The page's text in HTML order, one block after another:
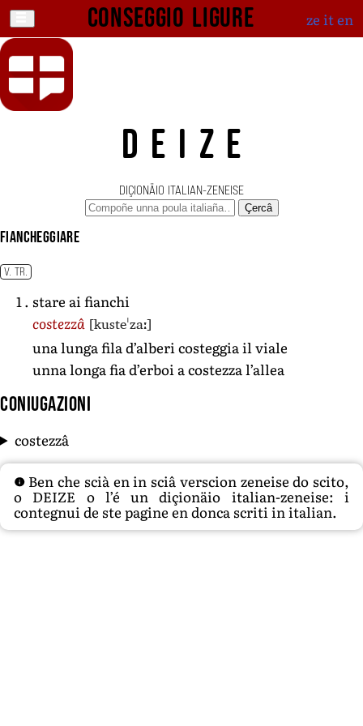
Conseggio ligure ze iten
DEIZE
DIÇIONÄIO ITALIAN-ZENEISE
Çercâ
fiancheggiare
V. TR.
stare ai fianchi
costezzâ [kusteˈzaː]
una lunga fila d’alberi costeggia il viale
unna longa fia d’erboi a costezza l’allea
Coniugazioni
costezzâ
Ben che scià en in sciâ verscion zeneise do scito,
o DEIZE o l’é un diçionäio italian-zeneise: i
contegnui de ste pagine en donca scriti in italian.